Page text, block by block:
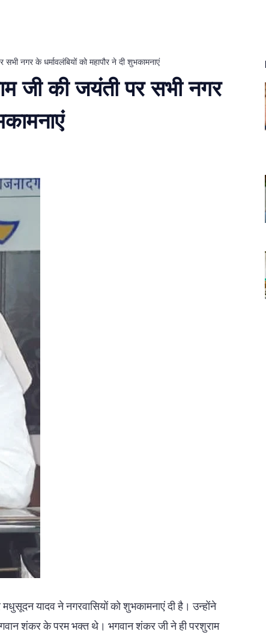
नगर के धर्मावलंबियों को महापौर ने दी शुभकामनाएं
जी की जयंती पर सभी नगर
यादव ने नगरवासियों को शुभकामनाएं दी है। उन्होंने
शंकर के परम भक्त थे। भगवान शंकर जी ने ही परशुराम